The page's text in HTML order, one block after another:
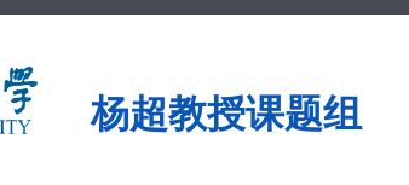
杨超教授课题组